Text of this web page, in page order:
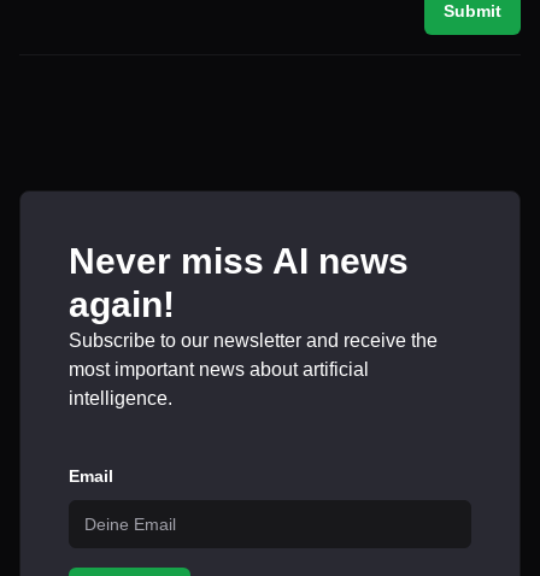
Submit
Never miss AI news
again!
Subscribe to our newsletter and receive the
most important news about artificial
intelligence.
Email